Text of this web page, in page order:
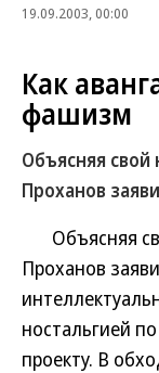
19.09.2003, 00:00
Как
фашизм
Объясняя
Проханов
Объясняя
Проханов
ностальгией
проекту. В